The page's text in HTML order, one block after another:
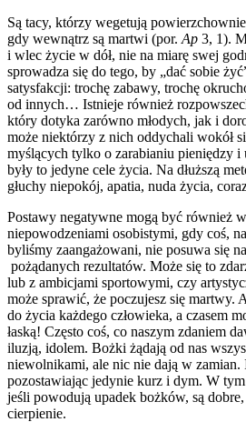
Są tacy, którzy wegetują
gdy wewnątrz są martwi (por. Ap 3, 1).
i wlec życie w dół, nie na miarę swej
sprowadza się do tego, by „dać sobie
satysfakcji: trochę zabawy, trochę
od innych… Istnieje również
który dotyka zarówno młodych, jak i
może niektórzy z nich oddychali wokół
myślących tylko o zarabianiu pieniędzy i
były to jedyne cele życia. Na dłuższą
głuchy niepokój, apatia, nuda życia,
Postawy negatywne mogą być również
niepowodzeniami osobistymi, gdy coś,
byliśmy zaangażowani, nie posuwa się
pożądanych rezultatów. Może się to
lub z ambicjami sportowymi, czy
może sprawić, że poczujesz się martwy.
do życia każdego człowieka, a czasem
łaską! Często coś, co naszym zdaniem
iluzją, idolem. Bożki żądają od nas
niewolnikami, ale nic nie dają w zamian.
pozostawiając jedynie kurz i dym. W
jeśli powodują upadek bożków, są
cierpienie.